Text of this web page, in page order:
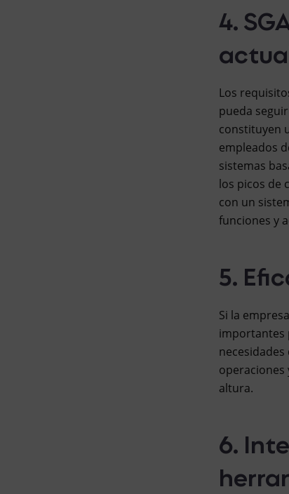
4.
Los
pueda
constituyen
empleados
sistemas
los picos de
con un
funciones y
5.
Si la
importantes
operaciones
altura.
6.